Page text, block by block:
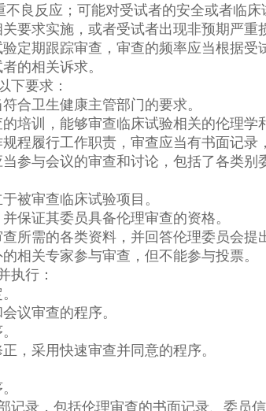
良反应；可能对受试者的安全或者临床
要求实施，或者受试者出现非预期严重
定期跟踪审查，审查的频率应当根据受
的相关诉求。
下要求：
合卫生健康主管部门的要求。
培训，能够审查临床试验相关的伦理学
程履行工作职责，审查应当有书面记录
参与会议的审查和讨论，包括了各类
被审查临床试验项目。
保证其委员具备伦理审查的资格。
所需的各类资料，并回答伦理委员会提
相关专家参与审查，但不能参与投票。
执行：
议审查的程序。
，采用快速审查并同意的程序。
录，包括伦理审查的书面记录、委员